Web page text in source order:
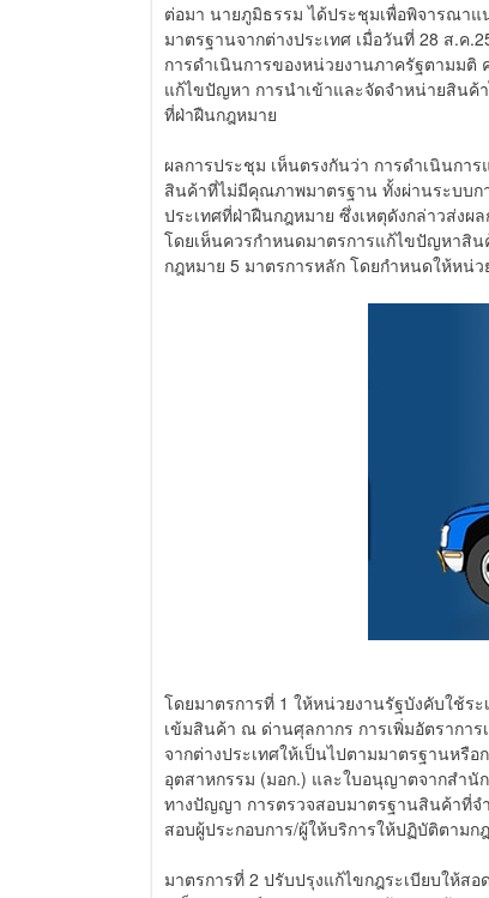
ต่อมา นายภูมิธรรม ได้ประชุมเพื่อพิจารณา
มาตรฐานจากต่างประเทศ เมื่อวันที่ 28 ส.ค
การดำเนินการของหน่วยงานภาครัฐตามม
แก้ไขปัญหา การนำเข้าและจัดจำหน่ายสินค้
ที่ฝ่าฝืนกฎหมาย
ผลการประชุม เห็นตรงกันว่า การดำเนินกา
สินค้าที่ไม่มีคุณภาพมาตรฐาน ทั้งผ่านระบบ
ประเทศที่ฝ่าฝืนกฎหมาย ซึ่งเหตุดังกล่าวส่งผ
โดยเห็นควรกำหนดมาตรการแก้ไขปัญหาสิ
กฎหมาย 5 มาตรการหลัก โดยกำหนดให้หน่
โดยมาตรการที่ 1 ให้หน่วยงานรัฐบังคับใช้ร
เข้มสินค้า ณ ด่านศุลกากร การเพิ่มอัตรากา
จากต่างประเทศให้เป็นไปตามมาตรฐานหรื
อุตสาหกรรม (มอก.) และใบอนุญาตจากสำ
ทางปัญญา การตรวจสอบมาตรฐานสินค้าที่จ
สอบผู้ประกอบการ/ผู้ให้บริการให้ปฏิบัติตาม
มาตรการที่ 2 ปรับปรุงแก้ไขกฎระเบียบให้ส